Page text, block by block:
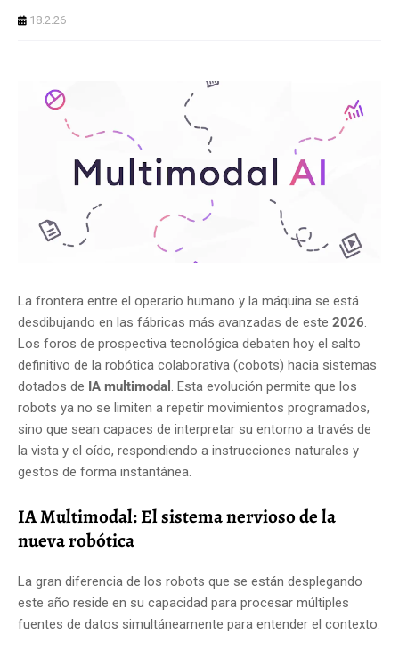
18.2.26
La frontera entre el operario humano y la máquina se está
desdibujando en las fábricas más avanzadas de este 2026.
Los foros de prospectiva tecnológica debaten hoy el salto
definitivo de la robótica colaborativa (cobots) hacia sistemas
dotados de IA multimodal . Esta evolución permite que los
robots ya no se limiten a repetir movimientos programados,
sino que sean capaces de interpretar su entorno a través de
la vista y el oído, respondiendo a instrucciones naturales y
gestos de forma instantánea.
IA Multimodal: El sistema nervioso de la
nueva robótica
La gran diferencia de los robots que se están desplegando
este año reside en su capacidad para procesar múltiples
fuentes de datos simultáneamente para entender el contexto: